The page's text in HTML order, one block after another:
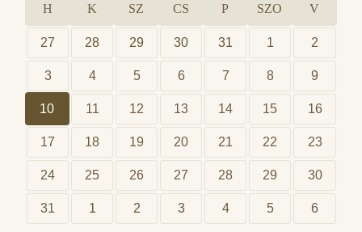
H K SZ CS P SZO V
27 28 29 30 31 1 2
3 4 5 6 7 8 9
10 11 12 13 14 15 16
17 18 19 20 21 22 23
24 25 26 27 28 29 30
31 1 2 3 4 5 6